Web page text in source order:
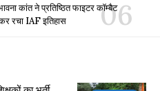
कांत ने प्रतिष्ठित फाइटर कॉम्बैट
रचा IAF इतिहास